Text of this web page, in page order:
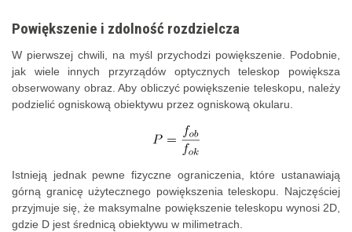
Powiększenie i zdolność rozdzielcza
W pierwszej chwili, na myśl przychodzi powiększenie. Podobnie,
jak wiele innych przyrządów optycznych teleskop powiększa
obserwowany obraz. Aby obliczyć powiększenie teleskopu, należy
podzielić ogniskową obiektywu przez ogniskową okularu.
Istnieją jednak pewne fizyczne ograniczenia, które ustanawiają
górną granicę użytecznego powiększenia teleskopu. Najczęściej
przyjmuje się, że maksymalne powiększenie teleskopu wynosi 2D,
gdzie D jest średnicą obiektywu w milimetrach.